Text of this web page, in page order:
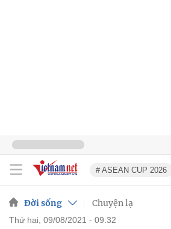
# ASEAN CUP 2026
Đời sống Chuyện lạ
thứ hai, 09/08/2021 - 09:32